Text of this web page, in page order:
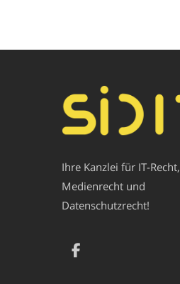
Ihre Kanzlei für IT-Recht,
Medienrecht und
Datenschutzrecht!